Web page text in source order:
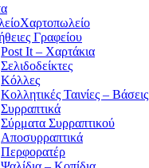
Χαρτοπωλείο
Γραφείου
Post It – Χαρτάκια
Σελιδοδείκτες
Κόλλες
Κολλητικές Ταινίες – Βάσεις
Συρραπτικά
Σύρματα Συρραπτικού
Αποσυρραπτικά
Περφορατέρ